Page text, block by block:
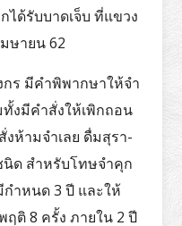
ด้รับบาดเจ็บ ที่แขวง
ษายน 62
ร มีคำพิพากษาให้จำ
งมีคำสั่งให้เพิกถอน
ห้ามจำเลย ดื่มสุรา-
นิด สำหรับโทษจำคุก
กำหนด 3 ปี และให้
ติ 8 ครั้ง ภายใน 2 ปี